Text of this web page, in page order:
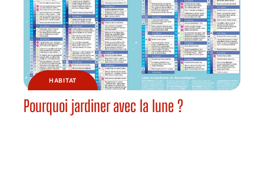
HABITAT
Pourquoi jardiner avec la lune ?